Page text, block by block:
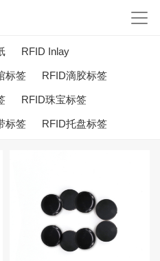
RFID Inlay
标签 RFID滴胶标签
RFID珠宝标签
标签 RFID托盘标签